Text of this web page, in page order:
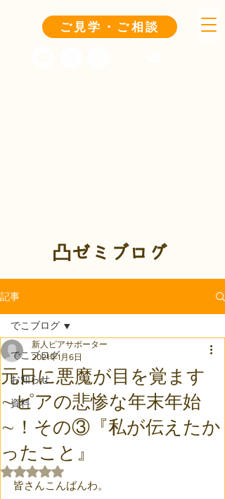
ご見学・ご相談
凸ゼミブログ
記事
でこブログ
お知らせ
資料
でこブログ
元日に悪魔が目を覚ます
∼ピアの悲惨な年末年始
∼！その③『私が伝えたか
ったこと』
新人ピアサポーター
2021年1月6日
5つ星のうちNaNと評価されています。
皆さんこんばんわ。